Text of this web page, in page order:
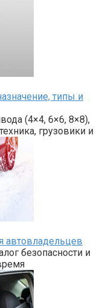
типы и
(4×4, 6×6, 8×8),
грузовики и
автовладельцев
безопасности и